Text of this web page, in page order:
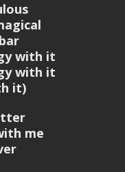
with it
with it
it)
me